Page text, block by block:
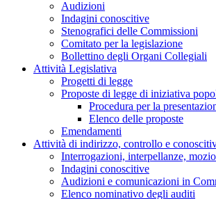
Audizioni
Indagini conoscitive
Stenografici delle Commissioni
Comitato per la legislazione
Bollettino degli Organi Collegiali
Attività Legislativa
Progetti di legge
Proposte di legge di iniziativa
Procedura per la
Elenco delle proposte
Emendamenti
Attività di indirizzo, controllo e
Interrogazioni, interpellanze,
Indagini conoscitive
Audizioni e comunicazioni in
Elenco nominativo degli auditi